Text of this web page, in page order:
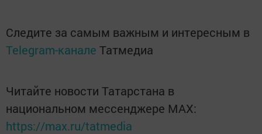
Следите за самым важным и интересным в
Telegram-канале Татмедиа
Читайте новости Татарстана в
национальном мессенджере MАХ:
https://max.ru/tatmedia